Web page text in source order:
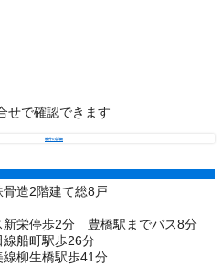
せで確認できます
物件の詳細
骨造2階建て総8戸
新栄停歩2分 豊橋駅までバス8分
線船町駅歩26分
線柳生橋駅歩41分